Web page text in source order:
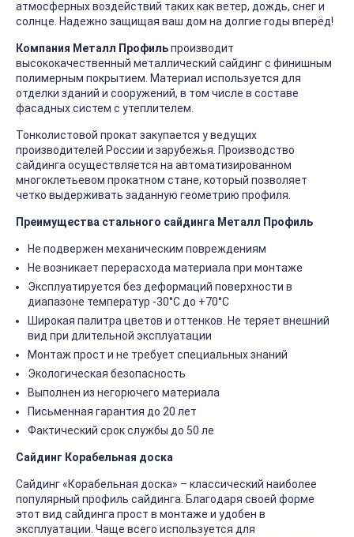
атмосферных воздействий таких как ветер, дождь, снег и
солнце. Надежно защищая ваш дом на долгие годы вперёд!
Компания Металл Профильпроизводит
высококачественный металлический сайдинг с финишным
полимерным покрытием. Материал используется для
отделки зданий и сооружений, в том числе в составе
фасадных систем с утеплителем.
Тонколистовой прокат закупается у ведущих
производителей России и зарубежья. Производство
сайдинга осуществляется на автоматизированном
многоклетьевом прокатном стане, который позволяет
четко выдерживать заданную геометрию профиля.
Преимущества стального сайдинга Металл Профиль
Не подвержен механическим повреждениям
Не возникает перерасхода материала при монтаже
Эксплуатируется без деформаций поверхности в
диапазоне температур -30°C до +70°C
Широкая палитра цветов и оттенков. Не теряет внешний
вид при длительной эксплуатации
Монтаж прост и не требует специальных знаний
Экологическая безопасность
Выполнен из негорючего материала
Письменная гарантия до 20 лет
Фактический срок службы до 50 ле
Сайдинг Корабельная доска
Сайдинг «Корабельная доска» – классический наиболее
популярный профиль сайдинга. Благодаря своей форме
этот вид сайдинга прост в монтаже и удобен в
эксплуатации. Чаще всего используется для